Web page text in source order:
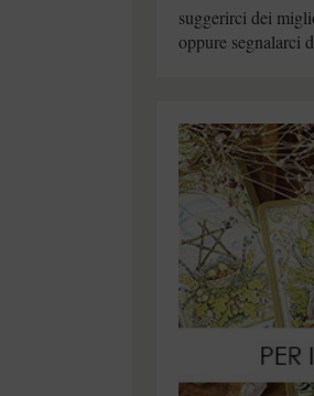
suggerirci dei
oppure segnalarci